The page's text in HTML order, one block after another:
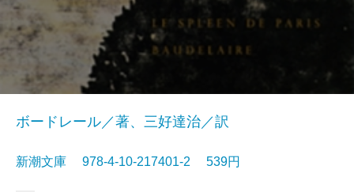
ボードレール／著、三好達治／訳
新潮文庫 978-4-10-217401-2 539円